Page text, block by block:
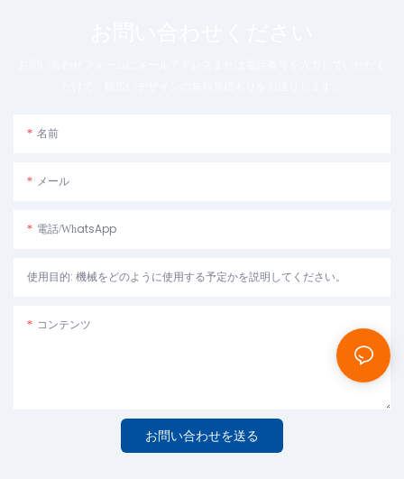
名前
メール
電話/WhatsApp
使用目的: 機械をどのように使用する予定かを説明してください。
コンテンツ
お問い合わせを送る